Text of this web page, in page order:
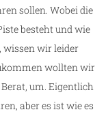
sollen. Wobei die
besteht und wie
wissen wir leider
wollten wir
um. Eigentlich
aber es ist wie es